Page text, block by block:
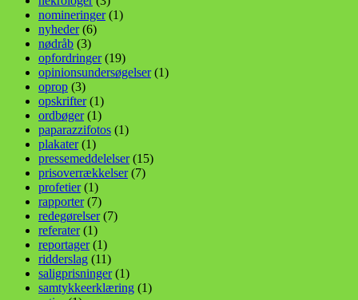
nomineringer(1)
nyheder(6)
nødråb (3)
opfordringer(19)
opinionsundersøgelser(1)
oprop (3)
opskrifter(1)
ordbøger(1)
paparazzifotos (1)
plakater(1)
pressemeddelelser(15)
prisoverrækkelser(7)
profetier(1)
rapporter(7)
redegørelser(7)
referater(1)
reportager(1)
ridderslag (11)
saligprisninger(1)
samtykkeerklæring (1)